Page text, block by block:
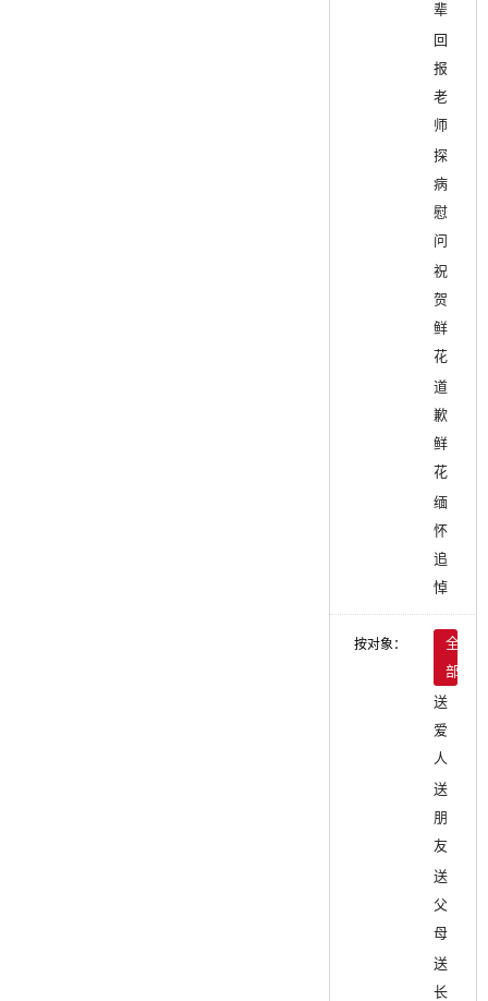
辈
回
报
老
师
探
病
慰
问
祝
贺
鲜
花
道
歉
鲜
花
缅
怀
追
悼
按对象：
全
部
送
爱
人
送
朋
友
送
父
母
送
长